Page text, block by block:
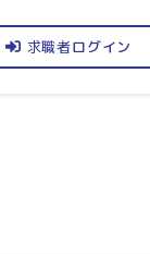
求職者ログイン